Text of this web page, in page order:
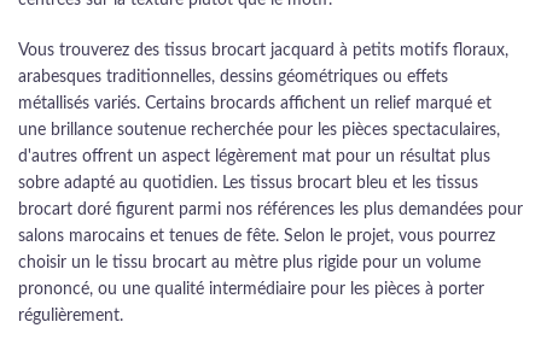
Vous trouverez des tissus brocart jacquard à petits motifs floraux,
arabesques traditionnelles, dessins géométriques ou effets
métallisés variés. Certains brocards affichent un relief marqué et
une brillance soutenue recherchée pour les pièces spectaculaires,
d'autres offrent un aspect légèrement mat pour un résultat plus
sobre adapté au quotidien. Les tissus brocart bleu et les tissus
brocart doré figurent parmi nos références les plus demandées pour
salons marocains et tenues de fête. Selon le projet, vous pourrez
choisir un le tissu brocart au mètre plus rigide pour un volume
prononcé, ou une qualité intermédiaire pour les pièces à porter
régulièrement.